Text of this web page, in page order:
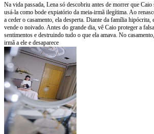
Na vida passada, Lena só descobriu antes de morrer que Caio
usá-la como bode expiatório da meia-irmã ilegítima. Ao
a ceder o casamento, ela desperta. Diante da família
vende o noivado. Antes do grande dia, vê Caio proteger a
sentimentos e destruindo tudo o que ela amava. No
irmã a ele e desaparece